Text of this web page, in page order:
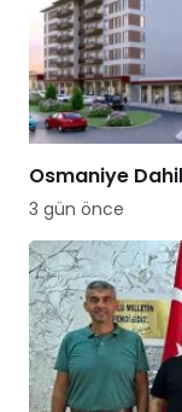
Osmaniye Dahil
3 gün önce